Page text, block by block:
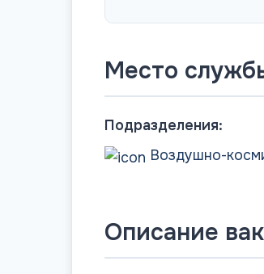
Место
Подразделения:
Воздушно-
Описание